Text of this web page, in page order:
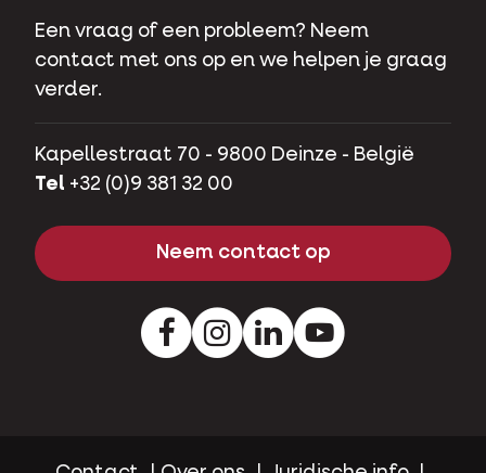
Een vraag of een probleem? Neem
contact met ons op en we helpen je graag
verder.
Kapellestraat 70 - 9800 Deinze - België
Tel +32 (0)9 381 32 00
Neem contact op
FacebookInstagramLinkedInYoutube